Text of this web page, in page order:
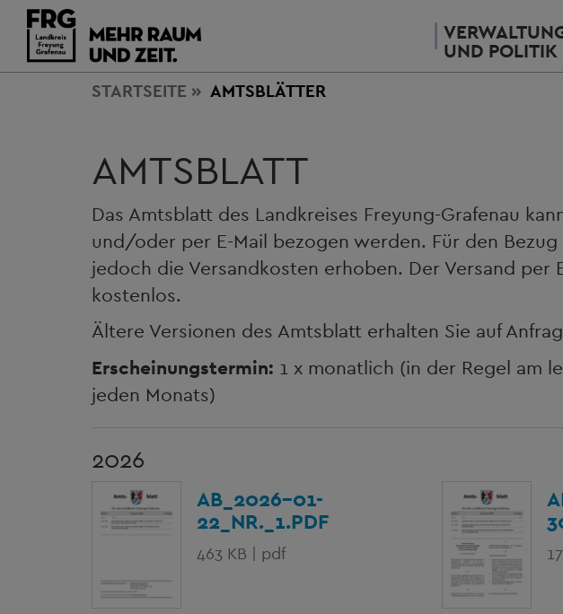
UND POLITIK
STARTSEITE AMTSBLÄTTER
AMTSBLATT
Das Amtsblatt des Landkreises Freyung-Grafenau
und/oder per E-Mail bezogen werden. Für den
jedoch die Versandkosten erhoben. Der Versand per
kostenlos.
Ältere Versionen des Amtsblatt erhalten Sie auf
Erscheinungstermin: 1 x monatlich (in der Regel am
jeden Monats)
2026
AB_2026-01-
22_NR._1.PDF
463 KB | pdf